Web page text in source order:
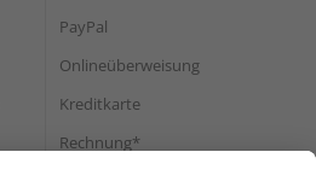
PayPal
Onlineüberweisung
Kreditkarte
Rechnung*